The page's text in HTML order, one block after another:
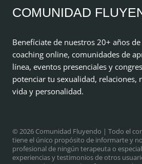
COMUNIDAD
Benefíciate de nuestros 20+ años
coaching online, comunidades de
línea, eventos presenciales y
potenciar tu sexualidad, relaciones,
vida y personalidad.
© 2026 Comunidad Fluyendo | Todo el
tiene el único propósito de informarte y
profesional de ningún terapeuta o
experiencias y testimonios de otros